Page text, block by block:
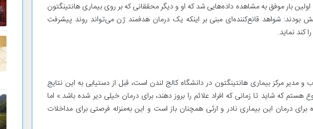
اولین بار موفق به مشاهده داده‌هایی شد که او و دیگر محققانی که بر روی بیماری هانتینگتون
بودند: شواهد قانع‌کننده‌ای مبنی بر اینکه یک درمان هدفمند ژن می‌تواند روند پیشرفت
کند نماید.
مرکز بیماری هانتینگتون در دانشگاه کالج لندن است، قبل از دستیابی به این نتایج
که شاید تا زمانی که افراد علائم را بروز دهند، برای درمان خیلی دیر شده باشد.» اما
درمان این بیماری نادر و ارثی همچنان باز است و این به‌منزله فرصتی برای مداخلات